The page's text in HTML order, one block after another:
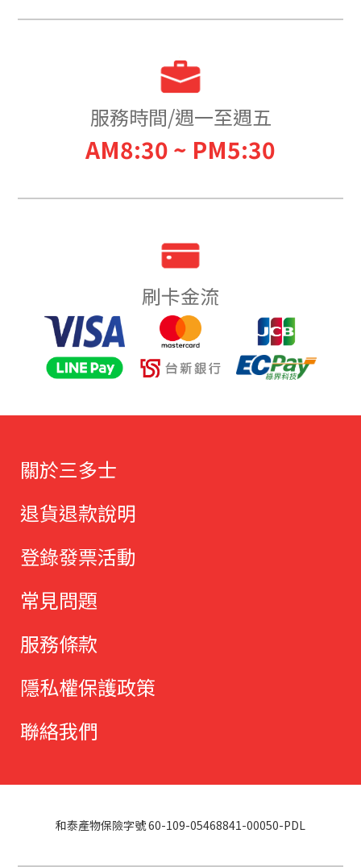
服務時間/週一至週五
AM8:30 ~ PM5:30
刷卡金流
關於三多士
退貨退款說明
登錄發票活動
常見問題
服務條款
隱私權保護政策
聯絡我們
和泰產物保險字號 60-109-05468841-00050-PDL